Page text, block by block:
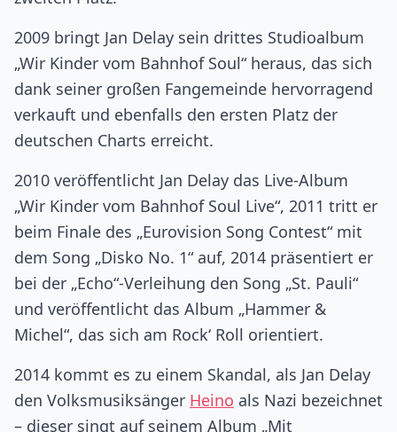
2009 bringt Jan Delay sein drittes Studioalbum
„Wir Kinder vom Bahnhof Soul“ heraus, das sich
dank seiner großen Fangemeinde hervorragend
verkauft und ebenfalls den ersten Platz der
deutschen Charts erreicht.
2010 veröffentlicht Jan Delay das Live-Album
„Wir Kinder vom Bahnhof Soul Live“, 2011 tritt er
beim Finale des „Eurovision Song Contest“ mit
dem Song „Disko No. 1“ auf, 2014 präsentiert er
bei der „Echo“-Verleihung den Song „St. Pauli“
und veröffentlicht das Album „Hammer &
Michel“, das sich am Rock‘ Roll orientiert.
2014 kommt es zu einem Skandal, als Jan Delay
den Volksmusiksänger Heino als Nazi bezeichnet
– dieser singt auf seinem Album „Mit